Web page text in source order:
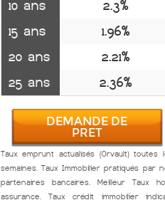
10 ans
2.3%
15 ans
1.96%
20 ans
2.21%
25 ans
2.36%
DEMANDE DE
PRET
Taux emprunt actualisés (Orvault) toutes
semaines. Taux Immobilier pratiqués par
partenaires bancaires. Meilleur Taux
assurance. Taux crédit immobilier